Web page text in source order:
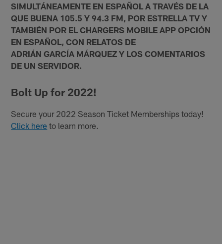
SIMULTÁNEAMENTE EN ESPAÑOL A TRAVÉS DE LA
QUE BUENA 105.5 Y 94.3 FM, POR ESTRELLA TV Y
TAMBIÉN POR EL CHARGERS MOBILE APP OPCIÓN
EN ESPAÑOL, CON RELATOS DE
ADRIÁN GARCÍA MÁRQUEZ Y LOS COMENTARIOS
DE UN SERVIDOR.
Bolt Up for 2022!
Secure your 2022 Season Ticket Memberships today!
Click here to learn more.